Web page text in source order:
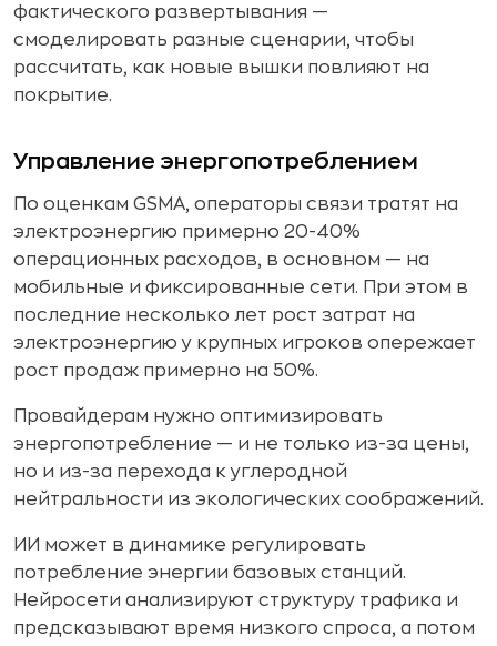
фактического развертывания —
смоделировать разные сценарии, чтобы
рассчитать, как новые вышки повлияют на
покрытие.
Управление энергопотреблением
По оценкам GSMA, операторы связи тратят на
электроэнергию примерно 20-40%
операционных расходов, в основном — на
мобильные и фиксированные сети. При этом в
последние несколько лет рост затрат на
электроэнергию у крупных игроков опережает
рост продаж примерно на 50%.
Провайдерам нужно оптимизировать
энергопотребление — и не только из-за цены,
но и из-за перехода к углеродной
нейтральности из экологических соображений.
ИИ может в динамике регулировать
потребление энергии базовых станций.
Нейросети анализируют структуру трафика и
предсказывают время низкого спроса, а потом